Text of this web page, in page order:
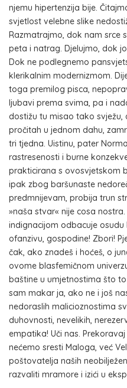
njemu hipertenzija bije.
svjetlost velebne slike
Razmatrajmo, dok nam srce
peta i natrag. Djelujmo, dok
Dok ne podlegnemo
klerikalnim modernizmom.
toga premilog pisca,
ljubavi prema svima, pa i
dostižu tu misao tako
pročitah u jednom dahu,
tri tjedna. Uistinu, pater
rastresenosti i burne
prakticirana s ovosvjetskom
ipak zbog baršunaste
predmnijevam, probija trun
»naša stvar« nije cosa
indignacijom odbacuje osudu
ofanzivu, gospodine! Zbori!
čak, ako znadeš i hoćeš, o
ovome blasfemičnom
baštine u umjetnostima što
sam makar ja, ako ne i još
nedoraslih malicioznostima
duhovnosti, nevelikih,
empatika! Uči nas.
nećemo sresti Maloga, već
poštovatelja naših
razvaliti mramore i izići u